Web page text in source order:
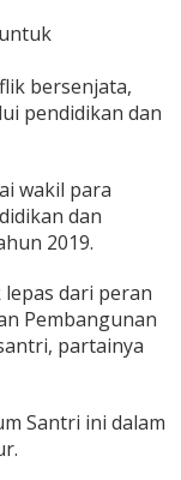
bersenjata,
pendidikan dan
wakil para
dan
2019.
dari peran
Pembangunan
partainya
Santri ini dalam